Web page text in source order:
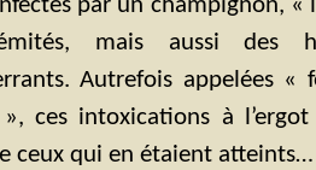
par un champignon, «
mais aussi des
Autrefois appelées
ces intoxications à
ceux qui en étaient atteints…